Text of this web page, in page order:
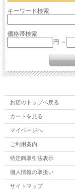
キーワード検索
価格帯検索
円 ～
お店のトップへ戻る
カートを見る
マイページへ
ご利用案内
特定商取引法表示
個人情報の取扱い
サイトマップ